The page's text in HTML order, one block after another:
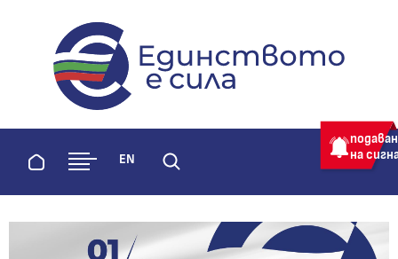
evroto.bgОфициална страница за приемане
Начало EN
на